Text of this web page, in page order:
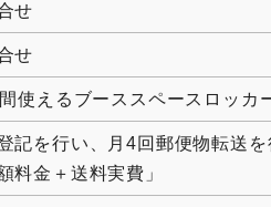
せ
せ
使えるブーススペースロッカ
記を行い、月4回郵便物転送を
料金＋送料実費」